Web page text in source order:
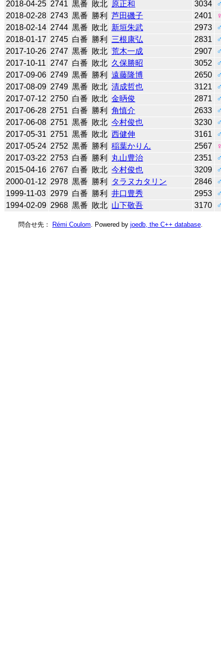
2018-04-25 2741 黒番 敗北 原正和 3034
2018-02-28 2743 黒番 勝利 芦田磯子 2401
2018-02-14 2744 黒番 敗北 新垣朱武 2973
2018-01-17 2745 白番 勝利 三根康弘 2831
2017-10-26 2747 黒番 敗北 荒木一成 2907
2017-10-11
2747 白番 敗北 久保勝昭 3052
2017-09-06 2749 黒番 勝利 遠藤隆博 2650
2017-08-09 2749 黒番 敗北 清成哲也 3121
2017-07-12 2750 白番 敗北 金昞俊 2871
2017-06-28 2751 白番 勝利 角慎介 2633
2017-06-08 2751 黒番 敗北 今村俊也 3230
2017-05-31 2751 黒番 敗北 西健伸 3161
2017-05-24 2752 黒番 勝利 稲葉かりん 2567
2017-03-22 2753 白番 勝利 丸山豊治 2351
2015-04-16 2767 白番 敗北 今村俊也 3209
2000-01-12 2978 黒番 勝利 タラヌカタリン 2846
1999-11-03 2979 白番 勝利 井口豊秀 2953
1994-02-09 2968 黒番 敗北 山下敬吾 3170
問合せ先： Rémi Coulom . Powered by joedb, the C++ database